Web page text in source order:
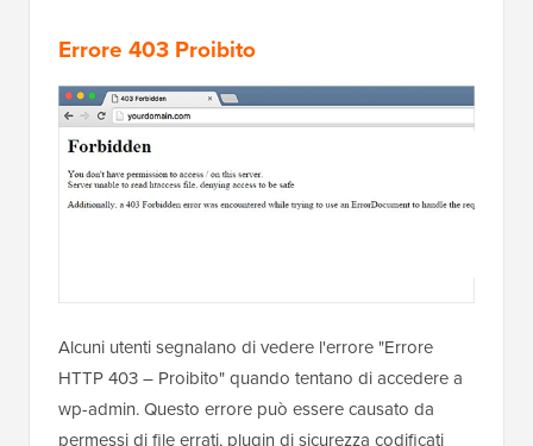
Errore 403 Proibito
Alcuni utenti segnalano di vedere l'errore "Errore
HTTP 403 – Proibito" quando tentano di accedere a
wp-admin. Questo errore può essere causato da
permessi di file errati, plugin di sicurezza codificati